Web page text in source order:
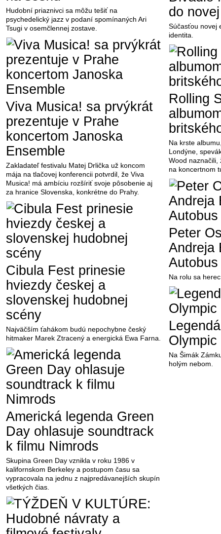
Hudobní priaznivci sa môžu tešiť na
psychedelický jazz v podaní spomínaných Ari
Tsugi v osemčlennej zostave.
Viva Musica! sa prvýkrát
prezentuje v Prahe
koncertom Janoska
Ensemble
Zakladateľ festivalu Matej Drlička už koncom
mája na tlačovej konferencii potvrdil, že Viva
Musica! má ambíciu rozšíriť svoje pôsobenie aj
za hranice Slovenska, konkrétne do Prahy.
Cibula Fest prinesie
hviezdy českej a
slovenskej hudobnej
scény
Najväčším ťahákom budú nepochybne český
hitmaker Marek Ztracený a energická Ewa Farna.
Americká legenda Green
Day ohlasuje soundtrack
k filmu Nimrods
Skupina Green Day vznikla v roku 1986 v
kalifornskom Berkeley a postupom času sa
vypracovala na jednu z najpredávanejších skupín
všetkých čias.
do
Súčasťou novej
identita.
Rolling
Na krste
Londýne,
Wood naznačili,
na koncertnom
Peter
Andreja
Na rolu sa
Na Šimák
holým nebom.